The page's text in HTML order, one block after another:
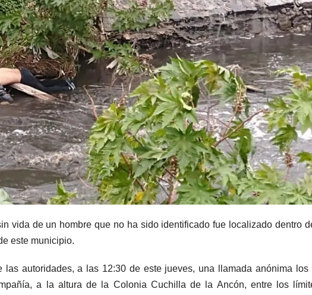
vida de un hombre que no ha sido identificado fue localizado dentro
este municipio.
las autoridades, a las 12:30 de este jueves, una llamada anónima los
a la altura de la Colonia Cuchilla de la Ancón, entre los